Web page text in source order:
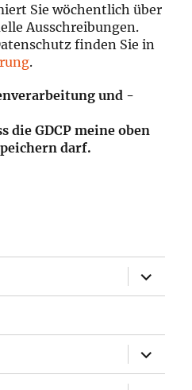
Sie wöchentlich über
Ausschreibungen.
finden Sie in
.
und -
die GDCP meine oben
darf.
öffnen
öffnen